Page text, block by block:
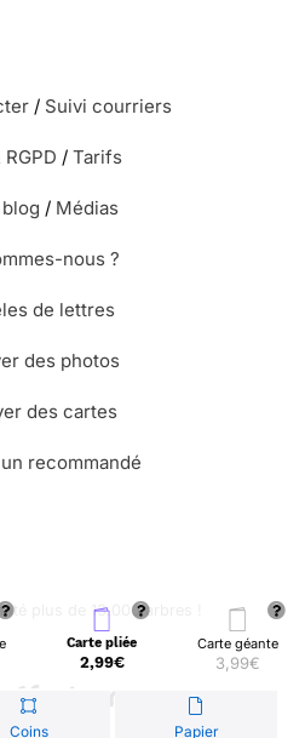
Carte pliée
2,99€
Carte géante
3,99€
Coins Papier
/ Suivi courriers
RGPD / Tarifs
/ Médias
nous ?
de lettres
des photos
des cartes
recommandé
plus de 13.000 arbres !
Facteur